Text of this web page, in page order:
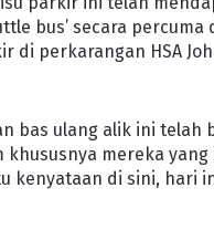
bus’ secara
di perkarangan HSA
bas ulang alik ini
khususnya mereka
kenyataan di sini, hari